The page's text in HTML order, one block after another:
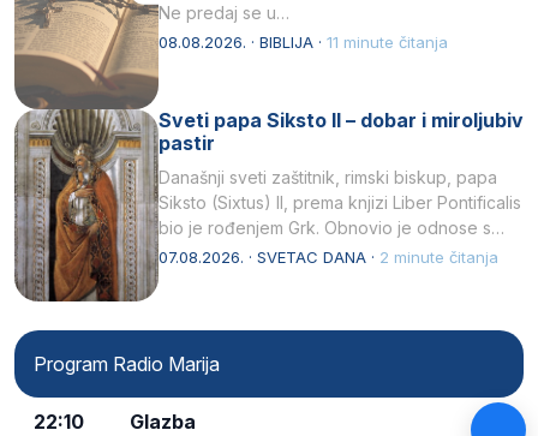
Ne predaj se u…
08.08.2026. · BIBLIJA · 11 minute čitanja
Sveti papa Siksto II – dobar i miroljubiv
pastir
Današnji sveti zaštitnik, rimski biskup, papa
Siksto (Sixtus) II, prema knjizi Liber Pontificalis
bio je rođenjem Grk. Obnovio je odnose s
afričkim…
07.08.2026. · SVETAC DANA · 2 minute čitanja
Program Radio Marija
22:10 Glazba